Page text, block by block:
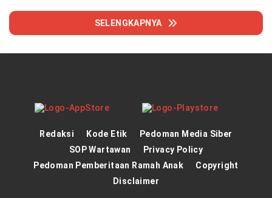
SELENGKAPNYA
Redaksi Kode Etik
Pedoman Media Siber
SOP Wartawan
Privacy Policy
Pedoman Pemberitaan Ramah Anak
Copyright
Disclaimer